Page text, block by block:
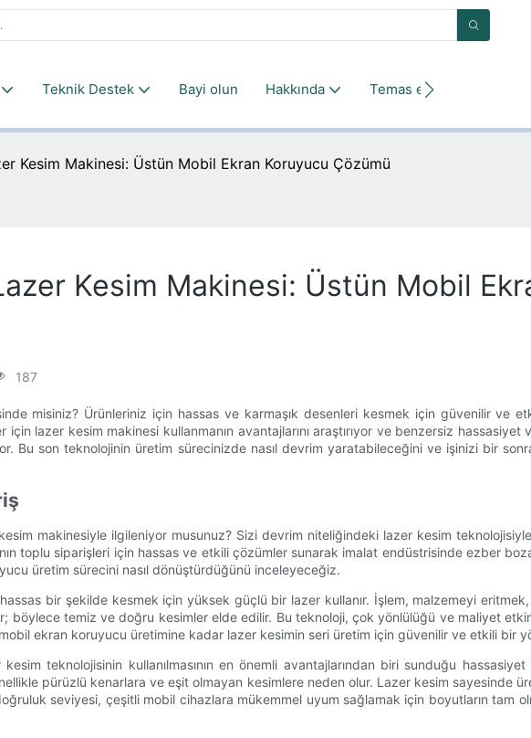
Teknik Destek Bayi olun Hakkında Temas etmek
Kesim Makinesi: Üstün Mobil Ekran Koruyucu Çözümü
Kesim Makinesi: Üstün Mobil
187
misiniz? Ürünleriniz için hassas ve karmaşık desenleri kesmek için güvenilir ve
lazer kesim makinesi kullanmanın avantajlarını araştırıyor ve benzersiz
Bu son teknolojinin üretim sürecinizde nasıl devrim yaratabileceğini ve işinizi bir
makinesiyle ilgileniyor musunuz? Sizi devrim niteliğindeki lazer kesim teknolojisiyle
toplu siparişleri için hassas ve etkili çözümler sunarak imalat endüstrisinde ezber
üretim sürecini nasıl dönüştürdüğünü inceleyeceğiz.
bir şekilde kesmek için yüksek güçlü bir lazer kullanır. İşlem, malzemeyi
böylece temiz ve doğru kesimler elde edilir. Bu teknoloji, çok yönlülüğü ve maliyet
ekran koruyucu üretimine kadar lazer kesimin seri üretim için güvenilir ve etkili bir
teknolojisinin kullanılmasının en önemli avantajlarından biri sunduğu
pürüzlü kenarlara ve eşit olmayan kesimlere neden olur. Lazer kesim sayesinde
seviyesi, çeşitli mobil cihazlara mükemmel uyum sağlamak için boyutların tam